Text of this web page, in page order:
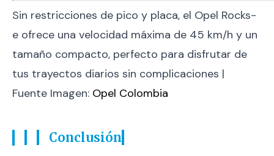
Sin restricciones de pico y placa, el Opel Rocks-
e ofrece una velocidad máxima de 45 km/h y un
tamaño compacto, perfecto para disfrutar de
tus trayectos diarios sin complicaciones |
Fuente Imagen: Opel Colombia
Conclusión